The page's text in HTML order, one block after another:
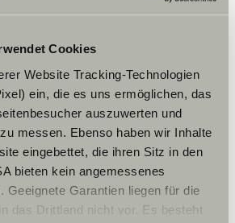
Cookies
Website Tracking-Technologien
ein, die es uns ermöglichen, das
auszuwerten und
messen. Ebenso haben wir Inhalte
eingebettet, die ihren Sitz in den
bieten kein angemessenes
Geeignete Garantien liegen für die
das Drittland nicht vor. Es besteht
de cookies